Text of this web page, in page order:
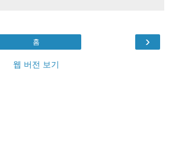
›
홈
웹 버전 보기